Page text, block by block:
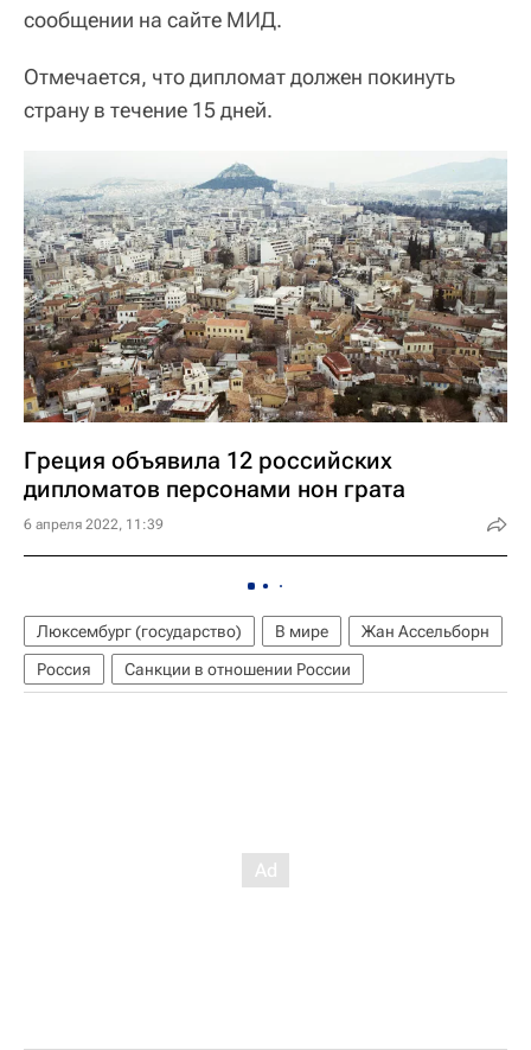
сообщении на сайте МИД.
Отмечается, что дипломат должен покинуть
страну в течение 15 дней.
Греция объявила 12 российских
дипломатов персонами нон грата
6 апреля 2022, 11:39
Люксембург (государство) В мире
Жан Ассельборн
Россия
Санкции в отношении России